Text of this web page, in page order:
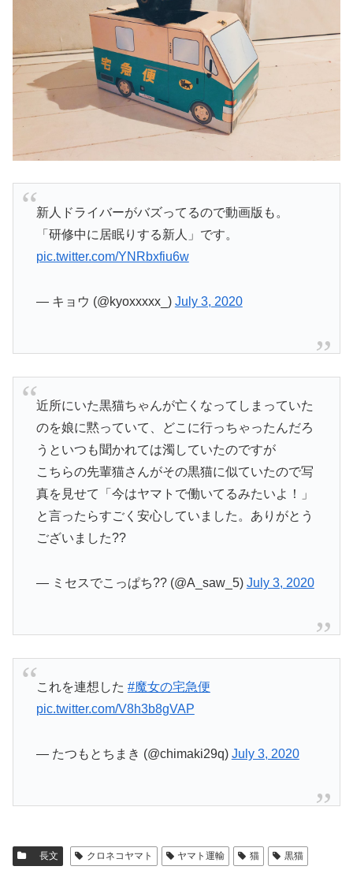
新人ドライバーがバズってるので動画版も。
「研修中に居眠りする新人」です。
pic.twitter.com/YNRbxfiu6w
— キョウ (@kyoxxxxx_) July 3, 2020
近所にいた黒猫ちゃんが亡くなってしまっていた
のを娘に黙っていて、どこに行っちゃったんだろ
うといつも聞かれては濁していたのですが
こちらの先輩猫さんがその黒猫に似ていたので写
真を見せて「今はヤマトで働いてるみたいよ！」
と言ったらすごく安心していました。ありがとう
ございました??
— ミセスでこっぱち?? (@A_saw_5) July 3, 2020
これを連想した #魔女の宅急便
pic.twitter.com/V8h3b8gVAP
— たつもとちまき (@chimaki29q) July 3, 2020
長文 クロネコヤマト ヤマト運輸 猫 黒猫